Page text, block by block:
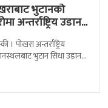
भुटानको
अन्तर्राष्ट्रिय उडान
। पोखरा अन्तर्राष्ट्रिय
भुटान सिधा उडान
हो